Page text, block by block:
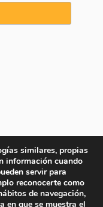
similares, propias
información cuando
servir para
reconocerte como
de navegación,
en que se muestra el